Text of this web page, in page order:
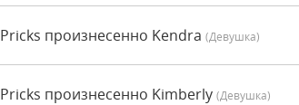
Pricks произнесенно Kendra (девушка)
Pricks произнесенно Kimberly (девушка)